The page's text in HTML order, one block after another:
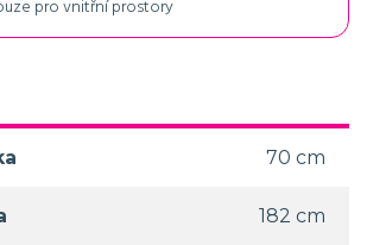
pro vnitřní prostory
70 cm
182 cm